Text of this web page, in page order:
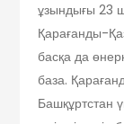
ұзындығы 23
Қарағанды-
басқа да
база.
Башқұртстан